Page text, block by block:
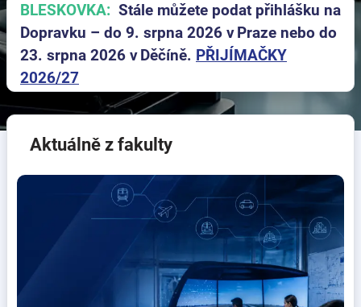
BLESKOVKA: Stále můžete podat přihlášku na
Dopravku – do 9. srpna 2026 v Praze nebo do
23. srpna 2026 v Děčíně. PŘIJÍMAČKY
2026/27
Aktuálně z fakulty